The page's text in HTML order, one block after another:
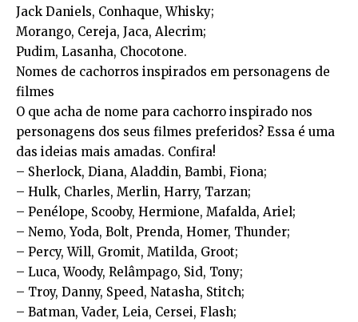
Jack Daniels, Conhaque, Whisky;
Morango, Cereja, Jaca, Alecrim;
Pudim, Lasanha, Chocotone.
Nomes de cachorros inspirados em personagens de
filmes
O que acha de nome para cachorro inspirado nos
personagens dos seus filmes preferidos? Essa é uma
das ideias mais amadas. Confira!
– Sherlock, Diana, Aladdin, Bambi, Fiona;
– Hulk, Charles, Merlin, Harry, Tarzan;
– Penélope, Scooby, Hermione, Mafalda, Ariel;
– Nemo, Yoda, Bolt, Prenda, Homer, Thunder;
– Percy, Will, Gromit, Matilda, Groot;
– Luca, Woody, Relâmpago, Sid, Tony;
– Troy, Danny, Speed, Natasha, Stitch;
– Batman, Vader, Leia, Cersei, Flash;